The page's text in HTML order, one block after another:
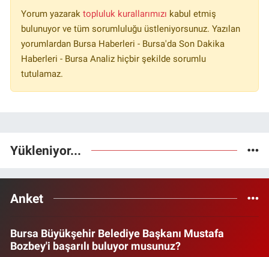
Yorum yazarak topluluk kurallarımızı kabul etmiş
bulunuyor ve tüm sorumluluğu üstleniyorsunuz. Yazılan
yorumlardan Bursa Haberleri - Bursa'da Son Dakika
Haberleri - Bursa Analiz hiçbir şekilde sorumlu
tutulamaz.
Yükleniyor...
Anket
Bursa Büyükşehir Belediye Başkanı Mustafa
Bozbey'i başarılı buluyor musunuz?